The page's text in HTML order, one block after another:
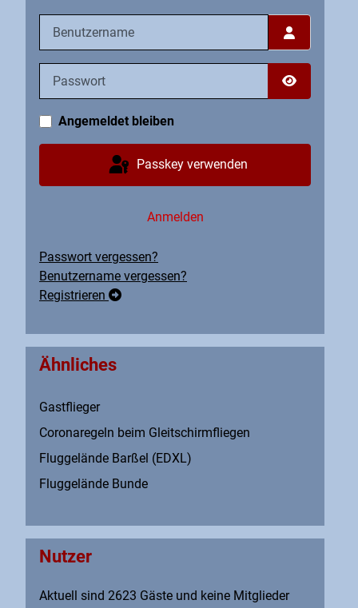
Passwort
Angemeldet bleiben
Passkey verwenden
Anmelden
Passwort vergessen?
Benutzername vergessen?
Registrieren
Ähnliches
Gastflieger
Coronaregeln beim Gleitschirmfliegen
Fluggelände Barßel (EDXL)
Fluggelände Bunde
Nutzer
Aktuell sind 2623 Gäste und keine Mitglieder